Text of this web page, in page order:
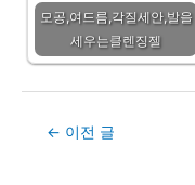
모공,여드름,각질세안,발을
세우는클렌징젤
Post← 이전 글